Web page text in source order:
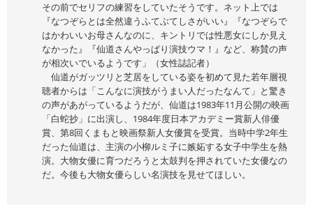
その前でセリフの練習をしていたそうです。ネット上では
『なつぞらとは全然違うふてぶてしさがいい』『なつぞらで
はかわいいお母さんなのに、キントリでは性悪女にしか見え
なかった』『仙道さんやっぱり演技ウマ！』など、称賛の声
が相次いでいるようです」（女性誌記者）
仙道がガッツリと芝居をしている姿を初めて見た若年層視
聴者からは「こんなに演技がうまい人だったなんて」と驚き
の声があがっているようだが、仙道は1983年11月公開の映画
「白蛇抄」に出演し、1984年度日本アカデミー賞新人俳優
賞、第8回くまもと映画祭新人女優賞を受賞。当時中学2年生
だった仙道は、主演の小柳ルミ子に嫉妬する女子中学生を熱
演。大物女優に育つだろうと太鼓判を押されていた女優なの
だ。今後も大物女優らしい名演技を見せてほしい。